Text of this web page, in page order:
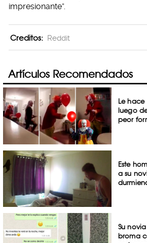
impresionante”.
Creditos: Reddit
Artículos Recomendados
Le
luego
peor
Este
a su
Su
broma